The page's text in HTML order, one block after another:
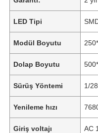
LED Tipi
Modül Boyutu
Dolap Boyutu
Sürüş Yöntemi 1/
Yenileme hızı
Giriş voltajı AC